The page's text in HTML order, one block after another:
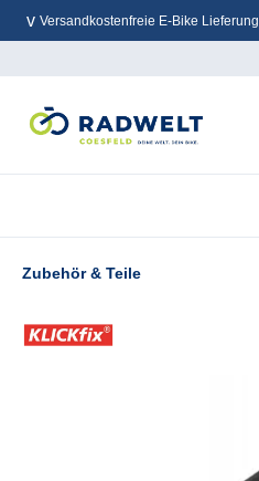
springen
Versandkostenfreie E-Bike Lieferung
Zubehör & Teile